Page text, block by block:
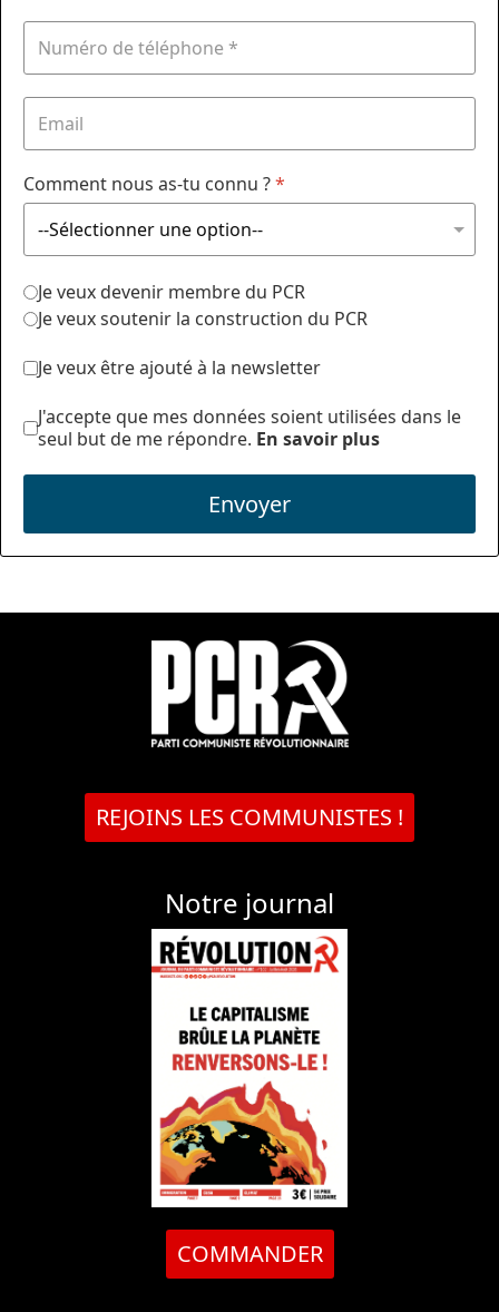
Comment nous as-tu connu ?*
Je veux devenir membre du PCR
Je veux soutenir la construction du PCR
Je veux être ajouté à la newsletter
J'accepte que mes données soient utilisées dans le
seul but de me répondre. En savoir plus
Envoyer
REJOINS LES COMMUNISTES !
Notre journal
COMMANDER